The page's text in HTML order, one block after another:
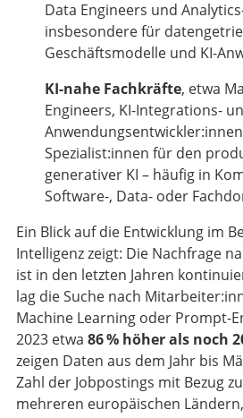
Data Engineers und
insbesondere für
Geschäftsmodelle und KI-
KI-nahe Fachkräfte, etwa
Engineers, KI-Integrations-
Spezialist:innen für den
generativer KI – häufig in
Software-, Data- oder
Ein Blick auf die Entwicklung im
Intelligenz zeigt: Die Nachfrage
ist in den letzten Jahren
lag die Suche nach
Machine Learning oder Prompt-
2023 etwa 86 % höher als noch
zeigen Daten aus dem Jahr bis
Zahl der Jobpostings mit Bezug
mehreren europäischen